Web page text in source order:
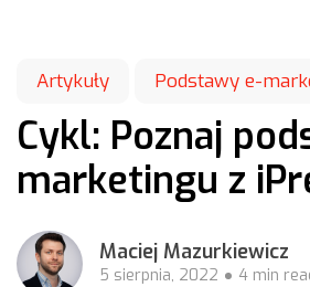
Artykuły Podstawy e-
Cykl: Poznaj
marketingu z
Maciej Mazurkiewicz
5 sierpnia, 2022 4 min